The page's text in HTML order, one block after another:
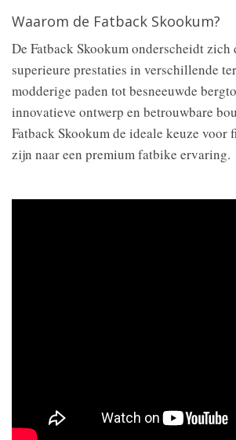
Waarom de Fatback Skookum?
De Fatback Skookum onderscheidt zich
superieure prestaties in verschillende
modderige paden tot besneeuwde
innovatieve ontwerp en betrouwbare
Fatback Skookum de ideale keuze voor
zijn naar een premium fatbike ervaring.